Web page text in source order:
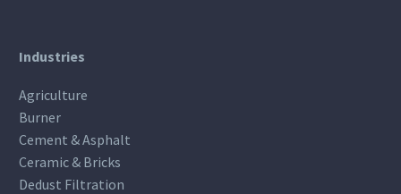
Industries
Agriculture
Burner
Cement & Asphalt
Ceramic & Bricks
Dedust Filtration